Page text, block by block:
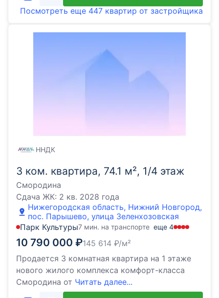
Посмотреть еще 447 квартир от застройщика
3 ком. квартира, 74.1 м², 1/4 этаж
Смородина
Сдача ЖК: 2 кв. 2028 года
Нижегородская область, Нижний Новгород,
пос. Парышево, улица Зеленхозовская
Парк Культуры7 мин. на транспорте еще 4
10 790 000 ₽145 614 ₽/м²
Продается 3 комнатная квартира на 1 этаже
нового жилого комплекса комфорт-класса
Cмородина от Читать далее...
ННДК